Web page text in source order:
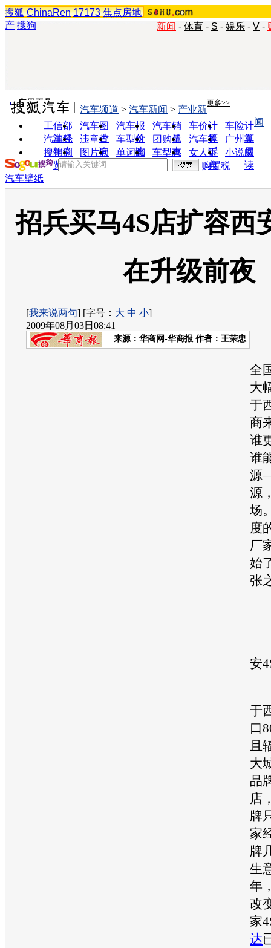
搜狐 ChinaRen 17173 焦点房地
产 搜狗 新闻 - 体育 - S - 娱乐 - V -
实用工具 更多>>
工信部
油耗
汽车图
片
汽车报
价
汽车销
量
车价计
算
车险计
算
汽车经
销商
违章查
询
车型对
比
团购优
惠
汽车投
诉
广州车
展
搜狗浏
览器
图片欣
赏
单词翻
车型查
询
女人宝
典
小说阅
读
汽车频道 > 汽车新闻 > 产业新
闻
购置税
汽车壁纸
招兵买马4S店扩容西
在升级前夜
[我来说两句] [字号： 大 中 小]
2009年08月03日08:41
来源： 华商网-华商报 作者：王荣忠
全
大
于
商
谁
谁
源
源
场
度
厂
始
张
安
于
口
且
大
品
店
牌
家
牌
生
年
改
家
达